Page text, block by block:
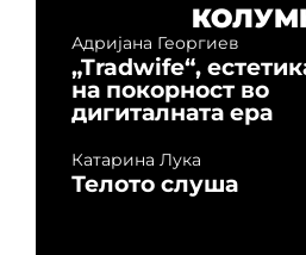
Адријана Георгиев
„Tradwife“,
на покорност во
дигиталната ера
Катарина Лука
Телото слуша